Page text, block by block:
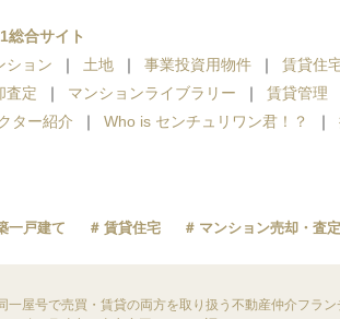
総合サイト
ション 土地 事業投資用物件 賃貸住
査定 マンションライブラリー 賃貸管理
ター紹介 Who is センチュリワン君！？
一戸建て 賃貸住宅 マンション売却・査定
一屋号で売買・賃貸の両方を取り扱う不動産仲介フラ